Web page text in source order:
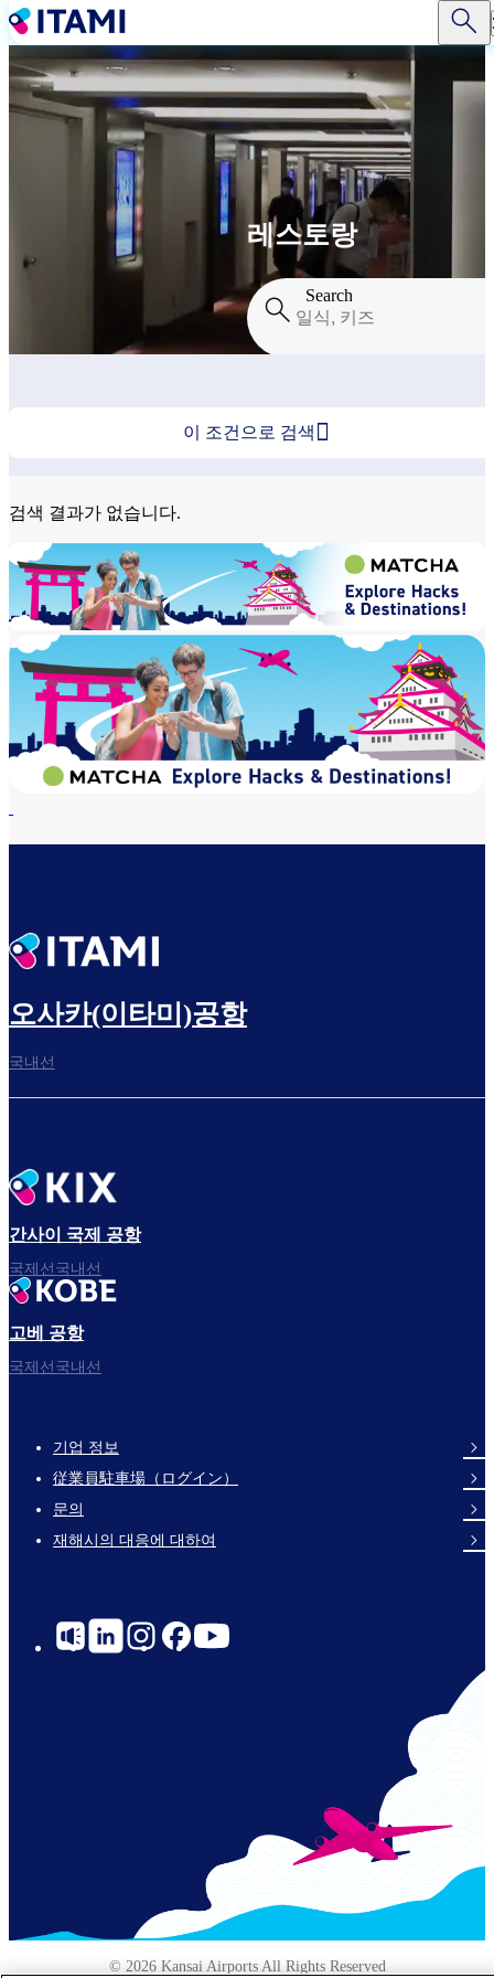
주
요
콘
텐
츠
레스토랑
Search
이 조건으로 검색 
검색 결과가 없습니다.
오사카(이타미)공항
국내선
간사이 국제 공항
국제선국내선
고베 공항
국제선국내선
Footer
Links
기업 정보
従業員駐車場（ログイン）
문의
재해시의 대응에 대하여
Social
© 2026 Kansai Airports All Rights Reserved